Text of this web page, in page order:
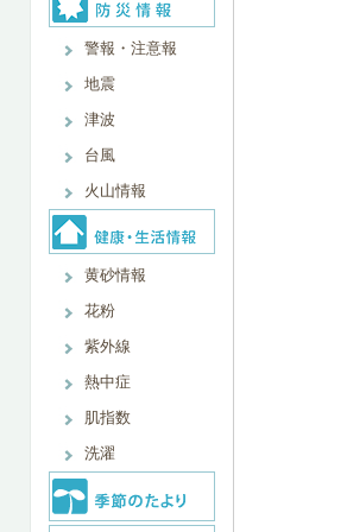
警報・注意報
地震
津波
台風
火山情報
黄砂情報
花粉
紫外線
熱中症
肌指数
洗濯